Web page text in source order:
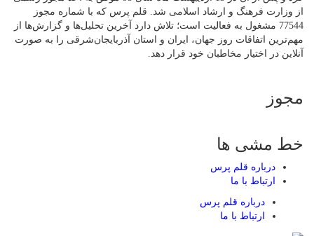
از وزارت فرهنگ و ارشاد اسلامی شد. قلم پرس که با شماره مجوز
77544 مشغول به فعالیت است؛ تلاش دارد آخرین تحلیل‌ها و گزارش‌ها از
مهم‌ترین اتفاقات روز جهان، ایران و استان آذربایجان‌شرقی را به صورت
آنلاین در اختیار مخاطبان خود قرار دهد.
مجوز
خط مشی ها
درباره قلم پرس
ارتباط با ما
درباره قلم پرس
ارتباط با ما